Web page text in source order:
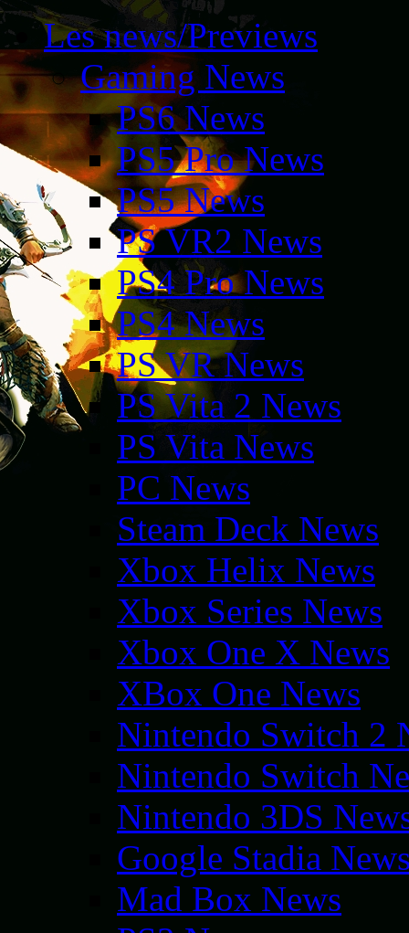
Les news/Previews
Gaming News
PS6 News
PS5 Pro News
PS5 News
PS VR2 News
PS4 Pro News
PS4 News
PS VR News
PS Vita 2 News
PS Vita News
PC News
Steam Deck News
Xbox Helix News
Xbox Series News
Xbox One X News
XBox One News
Nintendo Switch 2
Nintendo Switch
Nintendo 3DS
Google Stadia
Mad Box News